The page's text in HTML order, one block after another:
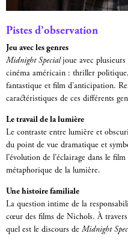
Pistes d’observation
Jeu avec les genres
Midnight Specialjoue avec plusieurs
cinéma américain : thriller
fantastique et film d’anticipation.
caractéristiques de ces différents
Le travail de la lumière
Le contraste entre lumière et
du point de vue dramatique et
l’évolution de l’éclairage dans le
métaphorique de la lumière.
Une histoire familiale
La question intime de la
cœur des films de Nichols. À
quel est le discours de Midnight